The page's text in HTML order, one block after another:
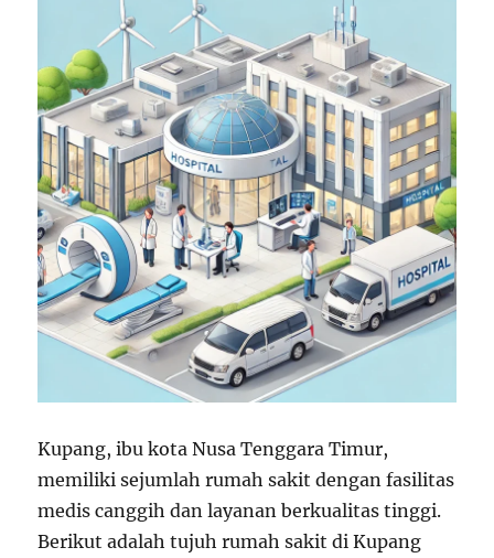
Kupang, ibu kota Nusa Tenggara Timur,
memiliki sejumlah rumah sakit dengan fasilitas
medis canggih dan layanan berkualitas tinggi.
Berikut adalah tujuh rumah sakit di Kupang